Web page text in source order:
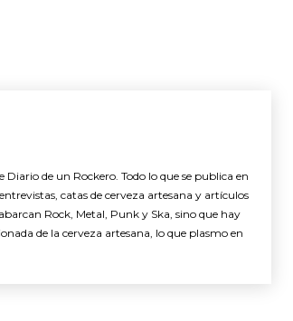
de un Rockero. Todo lo que se publica en
catas de cerveza artesana y artículos
Rock, Metal, Punk y Ska, sino que hay
de la cerveza artesana, lo que plasmo en